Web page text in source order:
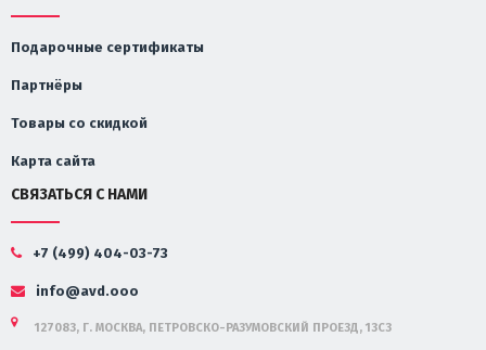
Подарочные сертификаты
Партнёры
Товары со скидкой
Карта сайта
СВЯЗАТЬСЯ С НАМИ
+7 (499) 404-03-73
info@avd.ooo
127083, Г. МОСКВА, ПЕТРОВСКО-РАЗУМОВСКИЙ ПРОЕЗД, 13С3